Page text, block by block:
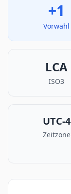
+1
Vorwahl
LCA
ISO3
UTC-4
Zeitzone